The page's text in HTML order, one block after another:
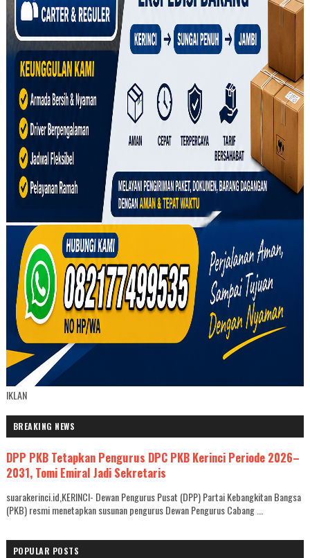
IKLAN
BREAKING NEWS
DPP PKB Tetapkan Pengurus DPC PKB Kerinci Periode 2026–
2031, Tomi Emiral Jadi Sekretaris
suarakerinci.id,KERINCI- Dewan Pengurus Pusat (DPP) Partai Kebangkitan Bangsa
(PKB) resmi menetapkan susunan pengurus Dewan Pengurus Cabang ...
POPULAR POSTS